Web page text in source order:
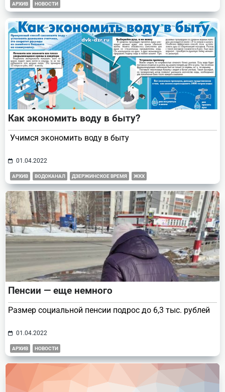
АРХИВ НОВОСТИ
Как экономить воду в быту?
Учимся экономить воду в быту
01.04.2022
АРХИВ ВОДОКАНАЛ ДЗЕРЖИНСКОЕ ВРЕМЯ ЖКХ
Пенсии — еще немного
Размер социальной пенсии подрос до 6,3 тыс. рублей
01.04.2022
АРХИВ НОВОСТИ